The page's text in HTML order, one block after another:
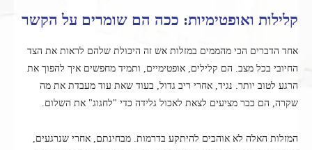
קלילות ואופטימיות: ככה הם שומרים על הקשר
אחד הדברים הכי מהממים במזלות אש זה היכולת שלהם לראות את הצד
החיובי בכל מצב. הם קלילים, אופטימיים, ותמיד מחפשים איך להפוך את
הרגע לטוב יותר. נגיד, אחרי ריב גדול, בעוד שאת עוד מעבדת את מה
שקרה, הם כבר מציעים לצאת לאכול גלידה כדי "לחגוג" את השלום.
המזלות האלה לא אוהבים להיתקע בדרמות. מבחינתם, אחרי שנרגעים,